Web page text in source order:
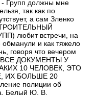
Групп должны мне
так как по
а сам Зленко
любит встречи, на
обманули и как тяжело
говоря что вечером
ВСЕ ДОКУМЕНТЫ У
10 ЧЕЛОВЕК, ЭТО
ИХ БОЛЬШЕ 20
полиции об
Белый Ю. В.